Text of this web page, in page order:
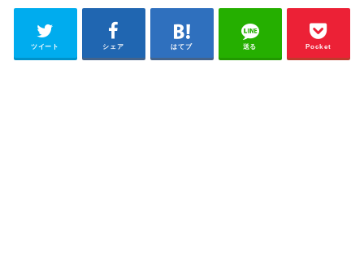
ツイート シェア はてブ 送る Pocket